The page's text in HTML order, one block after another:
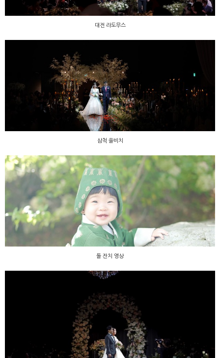
대전 라도무스
삼척 쏠비치
삼척 쏠비치
돌 잔치 영상
돌 잔치 영상
jk아트 컨벤션